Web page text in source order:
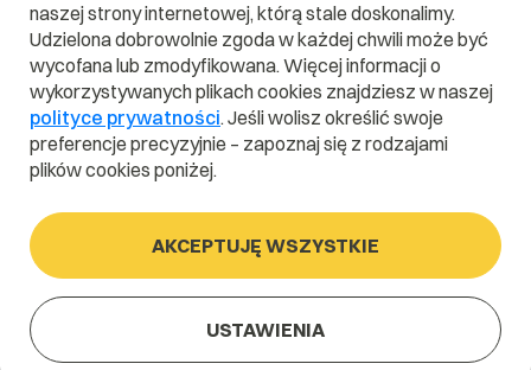
E-marketing
E-marketing,
w skrócie
Większość z nas prowadzi stronę www po to, żeby na tym
Wizerunkowe, sprzedażowe, albo związane z innym
rodzajem konwersji. W ramach kategorii e-marketing
dzielimy się treściami, które pomagają właścicielom stron i
naszej strony internetowej, którą stale doskonalimy.
Udzielona dobrowolnie zgoda w każdej chwili może być
wycofana lub zmodyfikowana. Więcej informacji o
wykorzystywanych plikach cookies znajdziesz w naszej
polityce prywatności. Jeśli wolisz określić swoje
preferencje precyzyjnie – zapoznaj się z rodzajami
plików cookies poniżej.
AKCEPTUJĘ WSZYSTKIE
USTAWIENIA